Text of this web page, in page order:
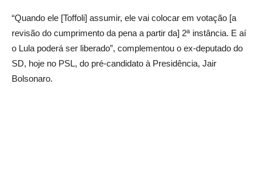
“Quando ele [Toffoli] assumir, ele vai colocar em votação [a
revisão do cumprimento da pena a partir da] 2ª instância. E aí
o Lula poderá ser liberado”, complementou o ex-deputado do
SD, hoje no PSL, do pré-candidato à Presidência, Jair
Bolsonaro.